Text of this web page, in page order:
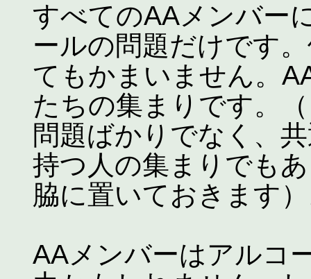
すべてのAAメンバー
ールの問題だけです
てもかまいません。
たちの集まりです。
問題ばかりでなく、
持つ人の集まりでも
脇に置いておきます
AAメンバーはアルコ